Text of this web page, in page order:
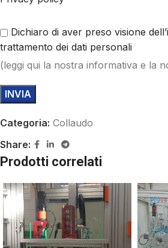
Dichiaro di aver preso visione
trattamento dei dati personali
(leggi qui la nostra informativa e la
Categoria: Collaudo
Share:
Prodotti correlati